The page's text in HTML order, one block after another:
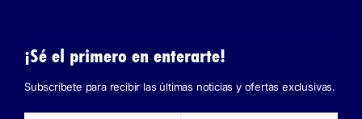
¡Sé el primero en enterarte!
Subscríbete para recibir las últimas noticias y ofertas exclusivas.